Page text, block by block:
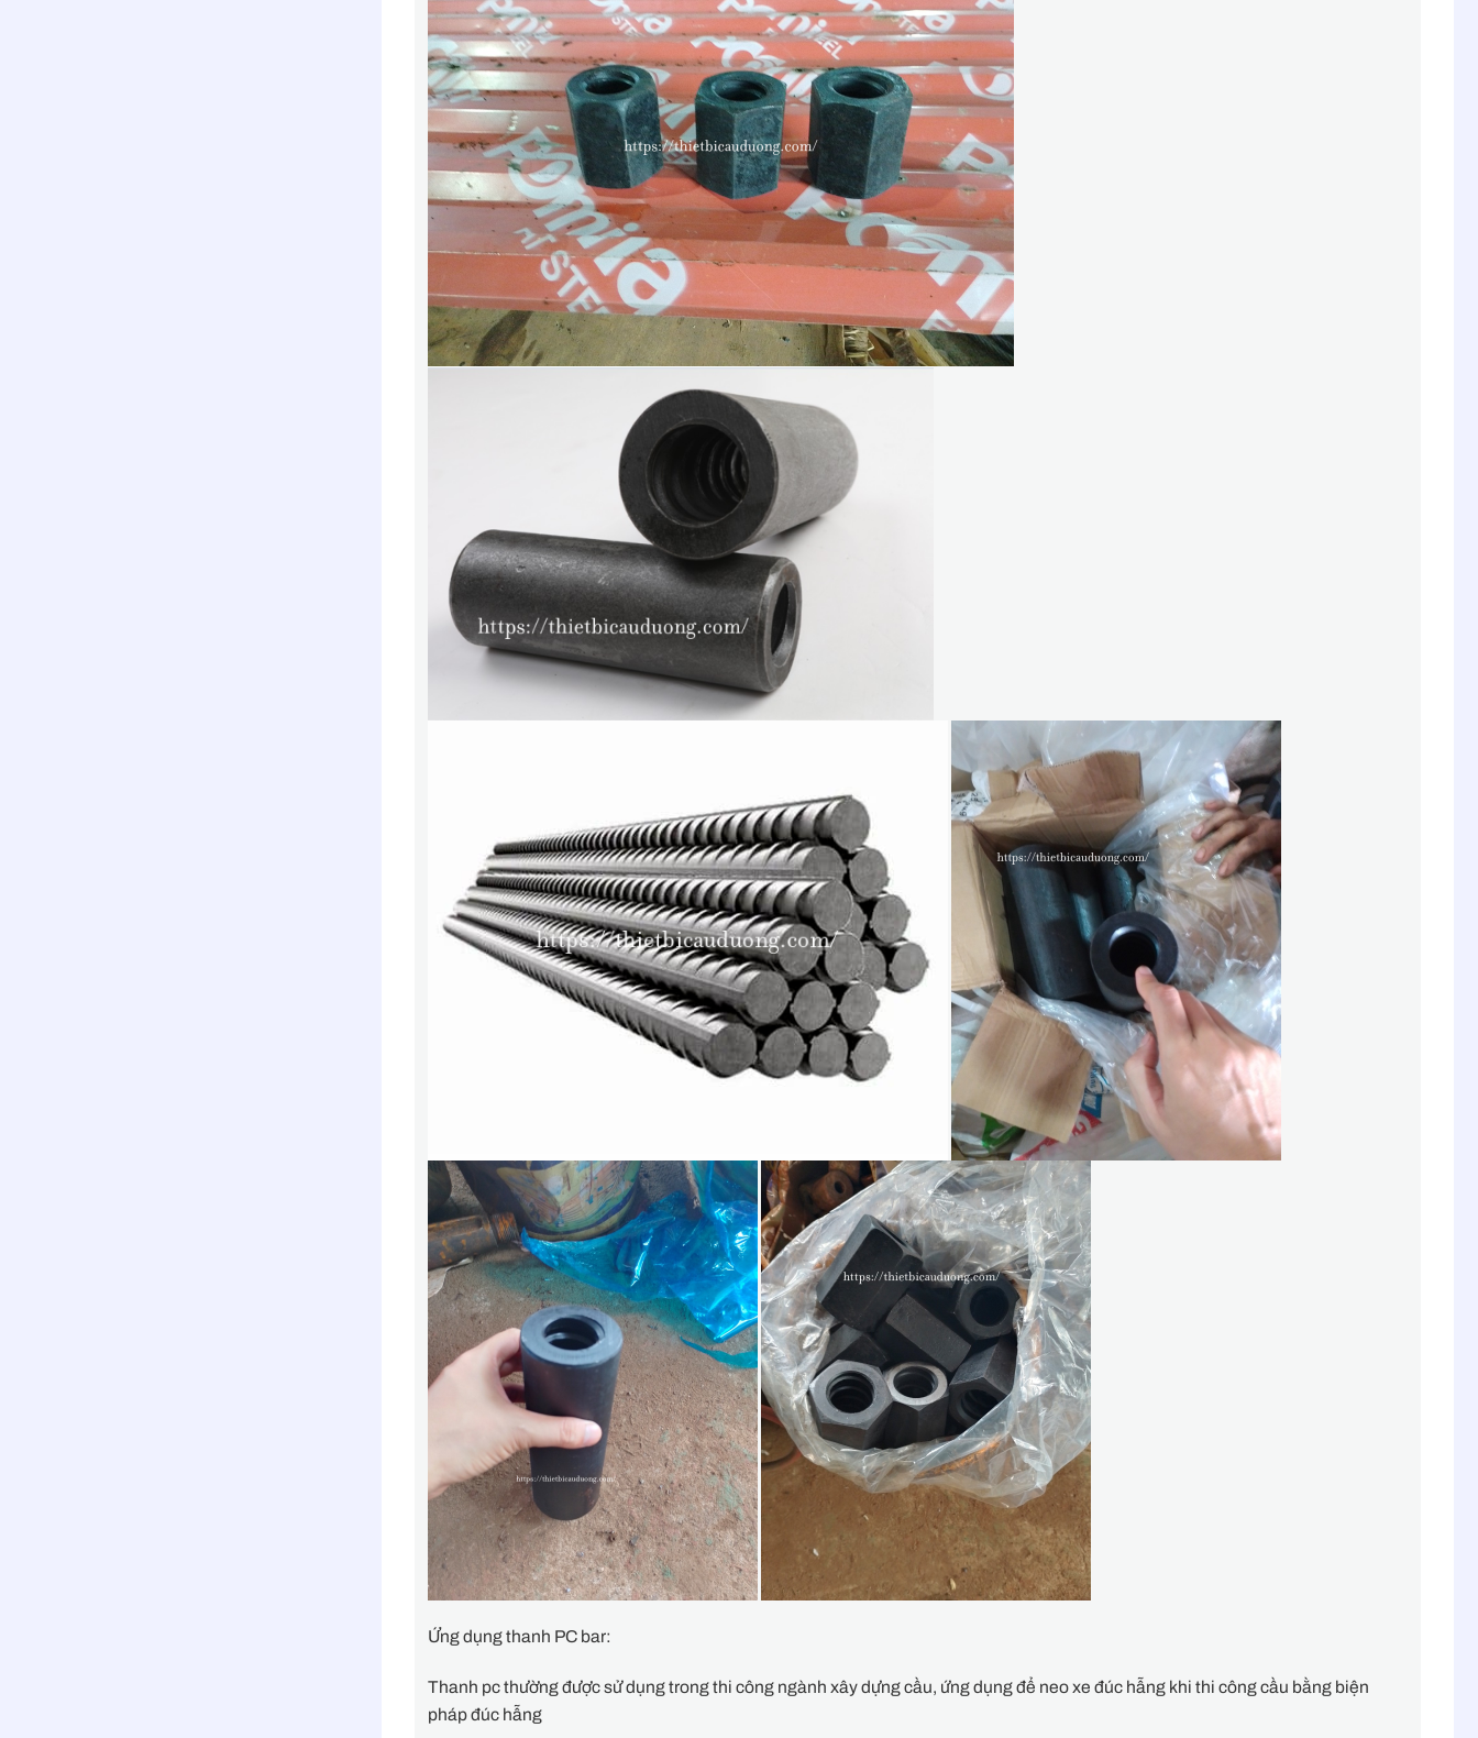
Ứng dụng thanh PC bar:
Thanh pc thường được sử dụng trong thi công ngành xây dựng cầu, ứng dụng để neo xe đúc hẫng khi thi công cầu bằng biện
pháp đúc hẫng